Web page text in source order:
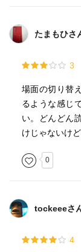
たまもひさ
3
場面の切り替
るような感じ
い。どんどん
けじゃないけ
0
tockeeeさ
4